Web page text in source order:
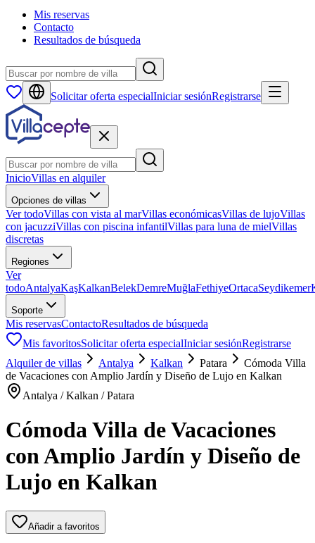
Mis reservas
Contacto
Resultados de búsqueda
Solicitar oferta especialIniciar sesiónRegistrarse
InicioVillas en alquiler
Opciones de villas
Ver todoVillas con vista al marVillas económicasVillas de lujoVillas
con jacuzziVillas con piscina infantilVillas para luna de mielVillas
discretas
Regiones
Ver
todoAntalyaKaşKalkanBelekDemreMuğlaFethiyeOrtacaSeydikemer
Soporte
Mis reservasContactoResultados de búsqueda
Mis favoritosSolicitar oferta especialIniciar sesiónRegistrarse
Alquiler de villas
Antalya Kalkan Patara
Cómoda Villa
de Vacaciones con Amplio Jardín y Diseño de Lujo en Kalkan
Antalya / Kalkan / Patara
Cómoda Villa de Vacaciones
con Amplio Jardín y Diseño de
Lujo en Kalkan
Añadir a favoritos